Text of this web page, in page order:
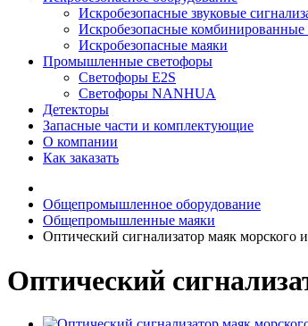
Искробезопасные звуковые
Искробезопасные комбинированные
Искробезопасные маяки
Промышленные светофоры
Светофоры E2S
Светофоры NANHUA
Детекторы
Запасные части и комплектующие
О компании
Как заказать
Общепромышленное оборудование
Общепромышленные маяки
Оптический сигнализатор маяк
Оптический